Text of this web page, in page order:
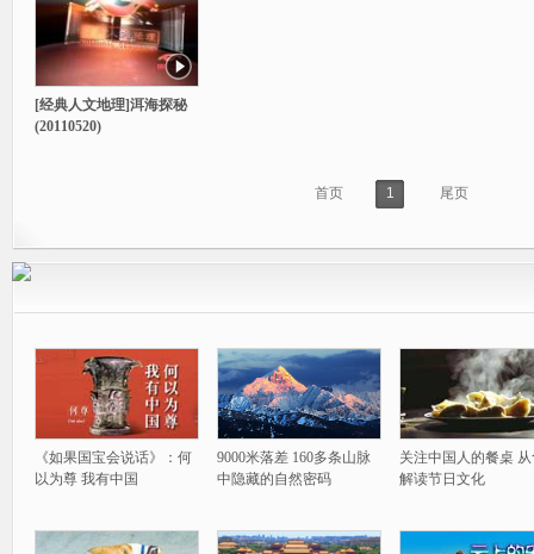
[经典人文地理]洱海探秘
(20110520)
首页 1 尾页
《如果国宝会说话》：何
以为尊 我有中国
9000米落差 160多条山脉
中隐藏的自然密码
关注中国人的餐桌
解读节日文化